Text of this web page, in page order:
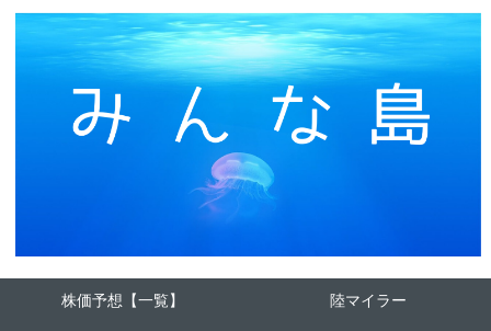
株価予想【一覧】 陸マイラー